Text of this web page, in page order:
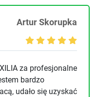
Artur Skorupka
za profesjonalne
bardzo
udało się uzyskać